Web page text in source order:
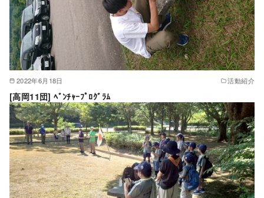
2022年6月18日 活動紹介
[高岡11団] ﾍﾞﾝﾁｬｰﾌﾟﾛｸﾞﾗﾑ